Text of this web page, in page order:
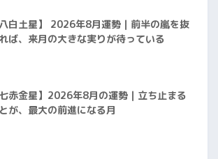
八白土星】 2026年8月運勢｜前半の嵐を抜
ば、来月の大きな実りが待っている
七赤金星】2026年8月の運勢｜立ち止まる
が、最大の前進になる月